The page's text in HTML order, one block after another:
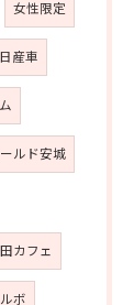
女性限定
日産車
ルド安城
カフェ
ボ